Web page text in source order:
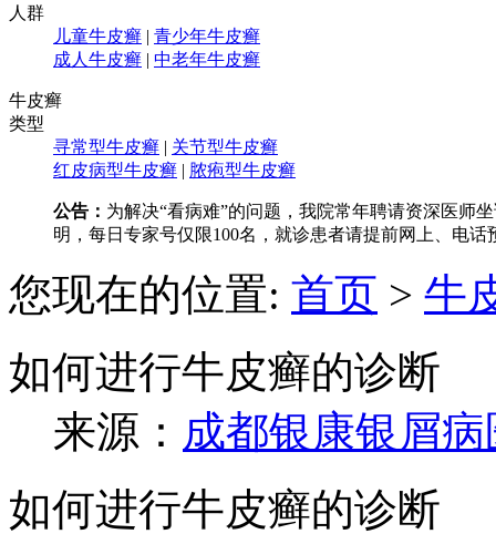
人群
儿童牛皮癣 | 青少年牛皮癣
成人牛皮癣 | 中老年牛皮癣
牛皮癣
类型
寻常型牛皮癣 | 关节型牛皮癣
红皮病型牛皮癣 | 脓疱型牛皮癣
公告： 为解决“看病难”的问题，我院常年聘请资深医师
明，每日专家号仅限100名，就诊患者请提前网上、电话
您现在的位置: 首页 > 牛
如何进行牛皮癣的诊断
来源： 成都银康银屑
如何进行牛皮癣的诊断